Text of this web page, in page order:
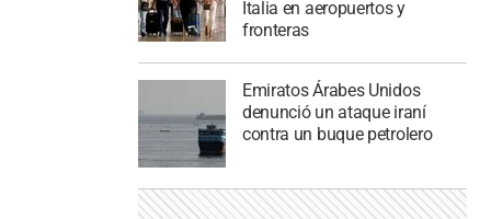
Italia en aeropuertos y
fronteras
Emiratos Árabes Unidos
denunció un ataque iraní
contra un buque petrolero